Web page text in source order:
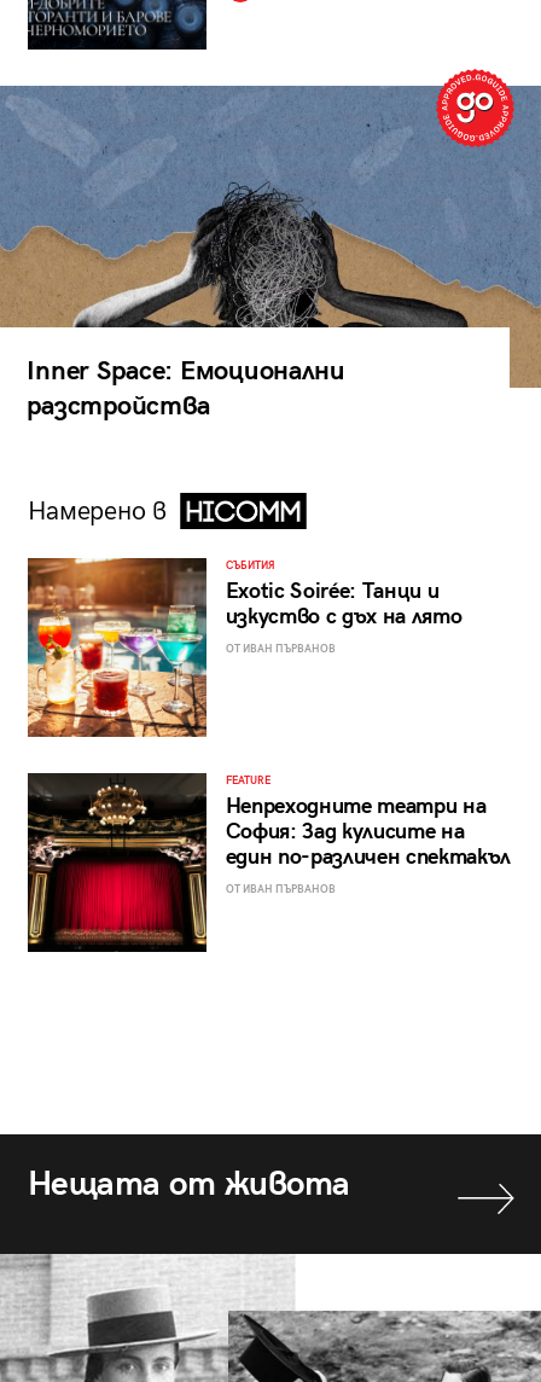
Inner Space: Емоционални
разстройства
Намерено в
СЪБИТИЯ
Exotic Soirée: Танци и
изкуство с дъх на лято
ОТ ИВАН ПЪРВАНОВ
FEATURE
Непреходните театри на
София: Зад кулисите на
един по-различен спектакъл
ОТ ИВАН ПЪРВАНОВ
Нещата от живота